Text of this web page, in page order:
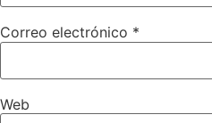
Correo electrónico *
Web